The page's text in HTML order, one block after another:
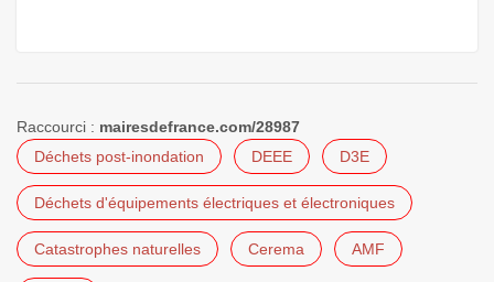
Raccourci : mairesdefrance.com/28987
Déchets post-inondation
DEEE D3E
Déchets d'équipements électriques et électroniques
Catastrophes naturelles Cerema AMF